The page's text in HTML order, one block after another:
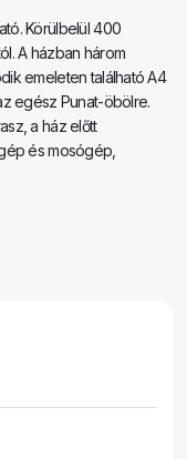
Körülbelül 400
A házban három
emeleten található A4
egész Punat-öbölre.
a ház előtt
és mosógép,
és